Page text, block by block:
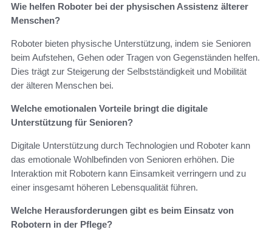
Wie helfen Roboter bei der physischen Assistenz älterer
Menschen?
Roboter bieten physische Unterstützung, indem sie Senioren
beim Aufstehen, Gehen oder Tragen von Gegenständen helfen.
Dies trägt zur Steigerung der Selbstständigkeit und Mobilität
der älteren Menschen bei.
Welche emotionalen Vorteile bringt die digitale
Unterstützung für Senioren?
Digitale Unterstützung durch Technologien und Roboter kann
das emotionale Wohlbefinden von Senioren erhöhen. Die
Interaktion mit Robotern kann Einsamkeit verringern und zu
einer insgesamt höheren Lebensqualität führen.
Welche Herausforderungen gibt es beim Einsatz von
Robotern in der Pflege?